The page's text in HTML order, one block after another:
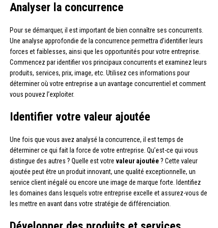
Analyser la concurrence
Pour se démarquer, il est important de bien connaître ses concurrents.
Une analyse approfondie de la concurrence permettra d’identifier leurs
forces et faiblesses, ainsi que les opportunités pour votre entreprise.
Commencez par identifier vos principaux concurrents et examinez leurs
produits, services, prix, image, etc. Utilisez ces informations pour
déterminer où votre entreprise a un avantage concurrentiel et comment
vous pouvez l’exploiter.
Identifier votre valeur ajoutée
Une fois que vous avez analysé la concurrence, il est temps de
déterminer ce qui fait la force de votre entreprise. Qu’est-ce qui vous
distingue des autres ? Quelle est votre valeur ajoutée ? Cette valeur
ajoutée peut être un produit innovant, une qualité exceptionnelle, un
service client inégalé ou encore une image de marque forte. Identifiez
les domaines dans lesquels votre entreprise excelle et assurez-vous de
les mettre en avant dans votre stratégie de différenciation.